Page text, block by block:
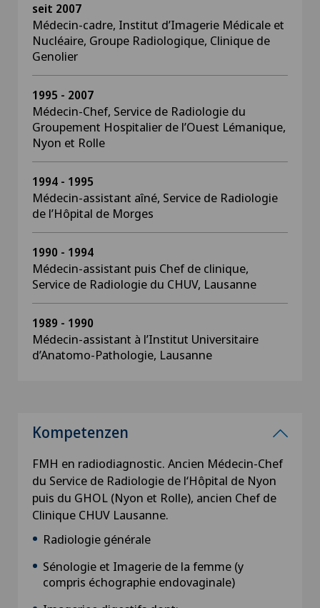
seit 2007
Médecin-cadre, Institut d’Imagerie Médicale et
Nucléaire, Groupe Radiologique, Clinique de
Genolier
1995 - 2007
Médecin-Chef, Service de Radiologie du
Groupement Hospitalier de l’Ouest Lémanique,
Nyon et Rolle
1994 - 1995
Médecin-assistant aîné, Service de Radiologie
de l’Hôpital de Morges
1990 - 1994
Médecin-assistant puis Chef de clinique,
Service de Radiologie du CHUV, Lausanne
1989 - 1990
Médecin-assistant à l’Institut Universitaire
d’Anatomo-Pathologie, Lausanne
Kompetenzen
FMH en radiodiagnostic. Ancien Médecin-Chef
du Service de Radiologie de l‘Hôpital de Nyon
puis du GHOL (Nyon et Rolle), ancien Chef de
Clinique CHUV Lausanne.
Radiologie générale
Sénologie et Imagerie de la femme (y
compris échographie endovaginale)